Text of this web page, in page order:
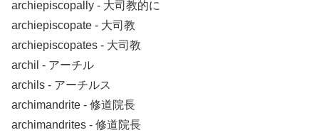
archiepiscopally ‐ 大司教的に
archiepiscopate ‐ 大司教
archiepiscopates ‐ 大司教
archil ‐ アーチル
archils ‐ アーチルス
archimandrite ‐ 修道院長
archimandrites ‐ 修道院長